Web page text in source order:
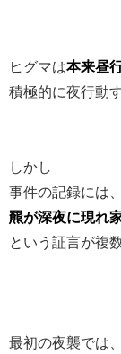
ヒグマは本来昼
積極的に夜行動
しかし
事件の記録には、
羆が深夜に現れ
という証言が複
最初の夜襲では、